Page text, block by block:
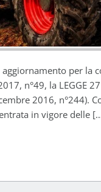
per la
n°49, la LEGGE
2016, n°244).
in vigore delle